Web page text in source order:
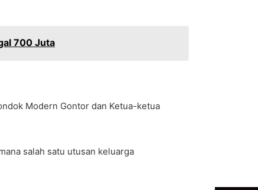
700 Juta
Modern Gontor dan Ketua-ketua
salah satu utusan keluarga